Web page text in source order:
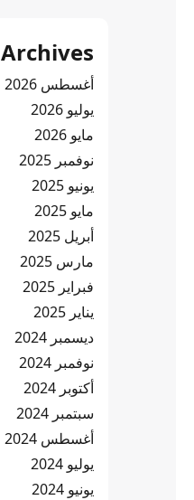
Archives
أغسطس 2026
يوليو 2026
مايو 2026
نوفمبر 2025
يونيو 2025
مايو 2025
أبريل 2025
مارس 2025
فبراير 2025
يناير 2025
ديسمبر 2024
نوفمبر 2024
أكتوبر 2024
سبتمبر 2024
أغسطس 2024
يوليو 2024
يونيو 2024